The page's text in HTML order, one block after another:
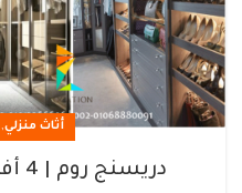
أثاث منزلي,
دريسنج روم | 4 أفكار لـ ديكورات رائعة